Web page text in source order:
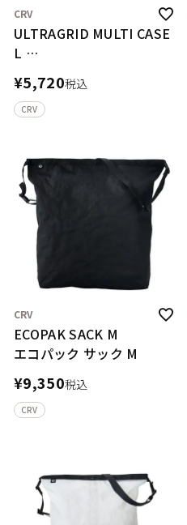
CRV
ULTRAGRID MULTI CASE
L
ケース L
¥5,720税込
CRV
CRV
ECOPAK SACK M
エコパック サック M
¥9,350税込
CRV